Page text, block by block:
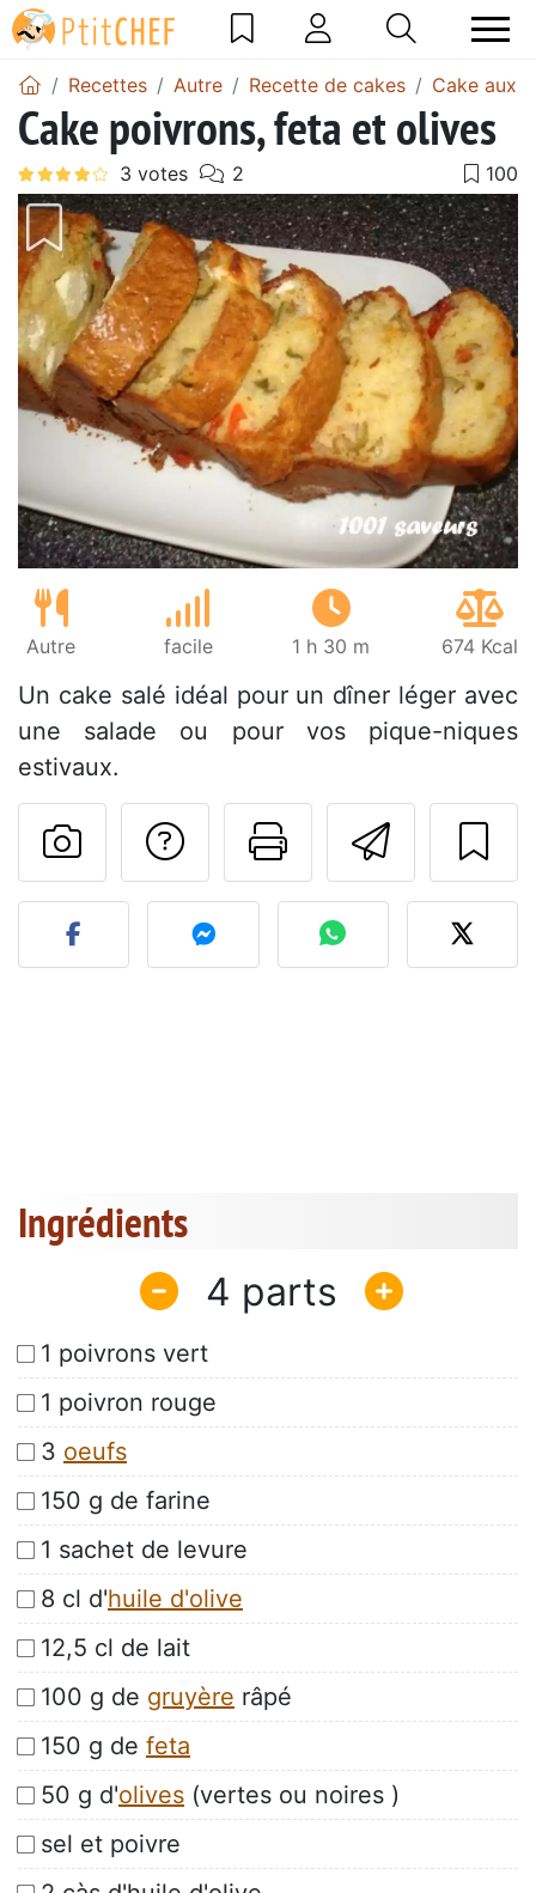
Recettes Autre Recette de cakes Cake aux
Cake poivrons, feta et olives
Autre facile 1 h 30 m 674 Kcal
Un cake salé idéal pour un dîner léger avec
une salade ou pour vos pique-niques
estivaux.
Imprimer
Poser une
Publier votre photo de
Ingrédients
4
1 poivrons vert
1 poivron rouge
3 oeufs
150 g de farine
1 sachet de levure
8 cl d'huile d'olive
12,5 cl de lait
100 g de gruyère râpé
150 g de feta
50 g d'olives (vertes ou noires )
sel et poivre